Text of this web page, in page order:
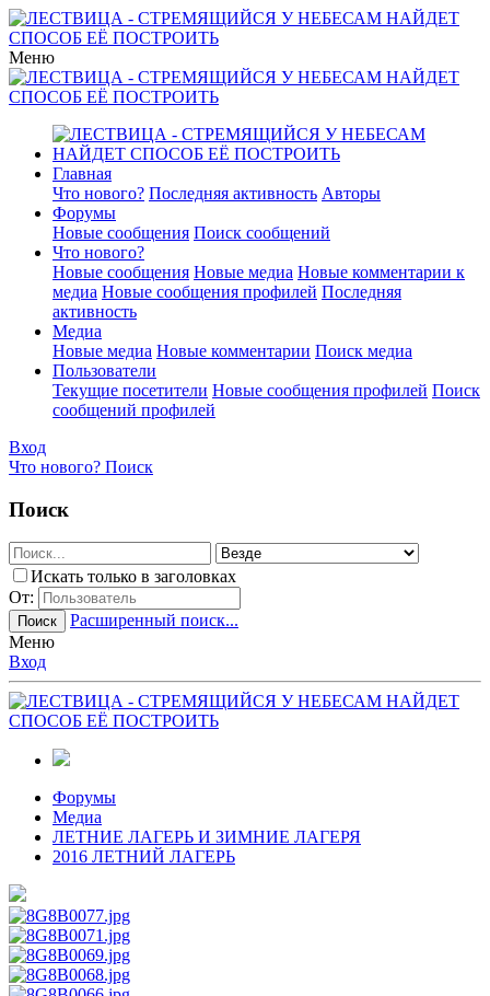
Меню
Главная
Что нового? Последняя активность Авторы
Форумы
Новые сообщения Поиск сообщений
Что нового?
Новые сообщения Новые медиа Новые комментарии к
медиа Новые сообщения профилей Последняя
активность
Медиа
Новые медиа Новые комментарии Поиск медиа
Пользователи
Текущие посетители Новые сообщения профилей Поиск
сообщений профилей
Вход
Что нового? Поиск
Поиск
Искать только в заголовках
От:
Поиск
Расширенный поиск...
Меню
Вход
Форумы
Медиа
ЛЕТНИЕ ЛАГЕРЬ И ЗИМНИЕ ЛАГЕРЯ
2016 ЛЕТНИЙ ЛАГЕРЬ